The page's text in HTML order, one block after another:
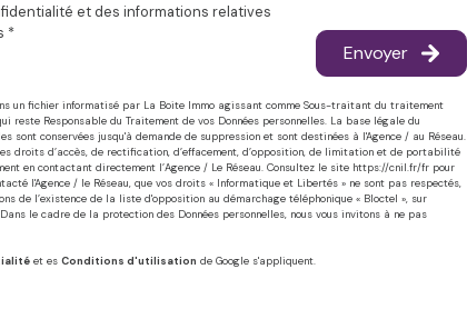
et des informations relatives
*
Envoyer
un fichier informatisé par La Boite Immo agissant comme Sous-traitant du traitement
Responsable du Traitement de vos Données personnelles. La base légale du
sont conservées jusqu'à demande de suppression et sont destinées à l'Agence / au Réseau.
droits d’accès, de rectification, d’effacement, d’opposition, de limitation et de portabilité
en contactant directement l’Agence / Le Réseau. Consultez le site https://cnil.fr/fr pour
l'Agence / le Réseau, que vos droits « Informatique et Libertés » ne sont pas respectés,
de l’existence de la liste d'opposition au démarchage téléphonique « Bloctel », sur
le cadre de la protection des Données personnelles, nous vous invitons à ne pas
et es Conditions d'utilisation de Google s'appliquent.